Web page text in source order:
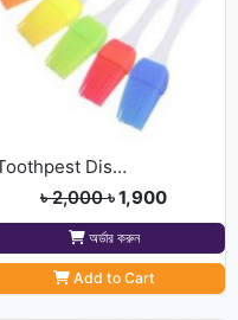
Toothpest Dispenser With
৳ 2,000৳ 1,900
অর্ডার করুন
Add to Cart